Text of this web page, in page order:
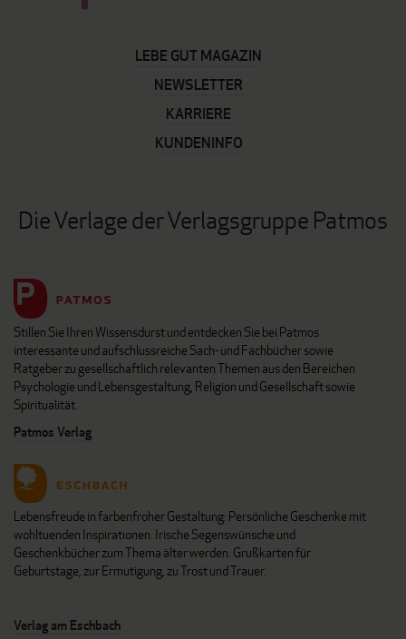
LEBE GUT MAGAZIN
NEWSLETTER
KARRIERE
KUNDENINFO
Die Verlage der Verlagsgruppe Patmos
Stillen Sie Ihren Wissensdurst und entdecken Sie bei Patmos
interessante und aufschlussreiche Sach- und Fachbücher sowie
Ratgeber zu gesellschaftlich relevanten Themen aus den Bereichen
Psychologie und Lebensgestaltung, Religion und Gesellschaft sowie
Spiritualität.
Patmos Verlag
Lebensfreude in farbenfroher Gestaltung: Persönliche Geschenke mit
wohltuenden Inspirationen. Irische Segenswünsche und
Geschenkbücher zum Thema älter werden. Grußkarten für
Geburtstage, zur Ermutigung, zu Trost und Trauer.
Verlag am Eschbach